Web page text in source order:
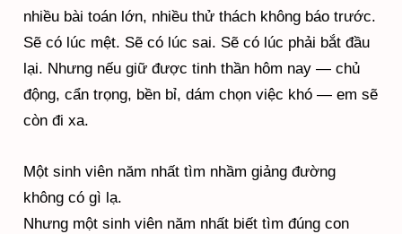
nhiều bài toán lớn, nhiều thử thách không báo trước.
Sẽ có lúc mệt. Sẽ có lúc sai. Sẽ có lúc phải bắt đầu
lại. Nhưng nếu giữ được tinh thần hôm nay — chủ
động, cẩn trọng, bền bỉ, dám chọn việc khó — em sẽ
còn đi xa.
Một sinh viên năm nhất tìm nhầm giảng đường
không có gì lạ.
Nhưng một sinh viên năm nhất biết tìm đúng con